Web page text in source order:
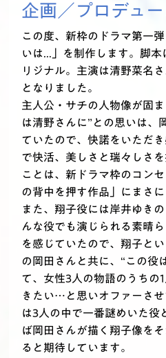
企画／プロデュー
この度、新枠のドラマ第一
いは...」を制作します。脚
リジナル。主演は清野菜名
となりました。
主人公・サチの人物像が固
は清野さんに”との思いは、
ていたので、快諾をいただ
で快活、美しさと瑞々しさ
ことは、新ドラマ枠のコン
の背中を押す作品」にまさに
また、翔子役には岸井ゆき
んな役でも演じられる素晴
を感じていたので、翔子と
の岡田さんと共に、“この役
て、女性3人の物語のうちの
きたい…と思いオファーさ
は3人の中で一番謎めいた役
ば岡田さんが描く翔子像を
ると期待しています。